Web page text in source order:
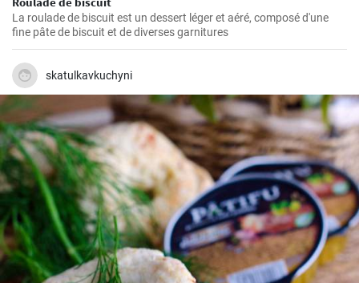
La roulade de biscuit est un dessert léger et aéré, composé d'une
fine pâte de biscuit et de diverses garnitures
skatulkavkuchyni